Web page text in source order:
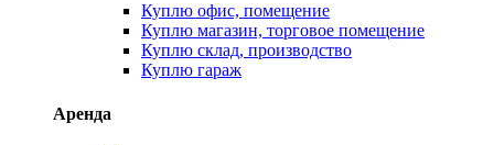
Куплю офис, помещение
Куплю магазин, торговое помещение
Куплю склад, производство
Куплю гараж
Аренда